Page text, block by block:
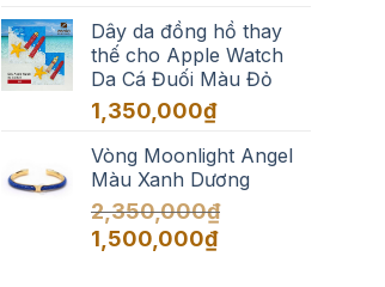
Dây da đồng hồ thay
thế cho Apple Watch
Da Cá Đuối Màu Đỏ
1,350,000₫
Vòng Moonlight Angel
Màu Xanh Dương
2,350,000₫
Giá
1,500,000₫Giá